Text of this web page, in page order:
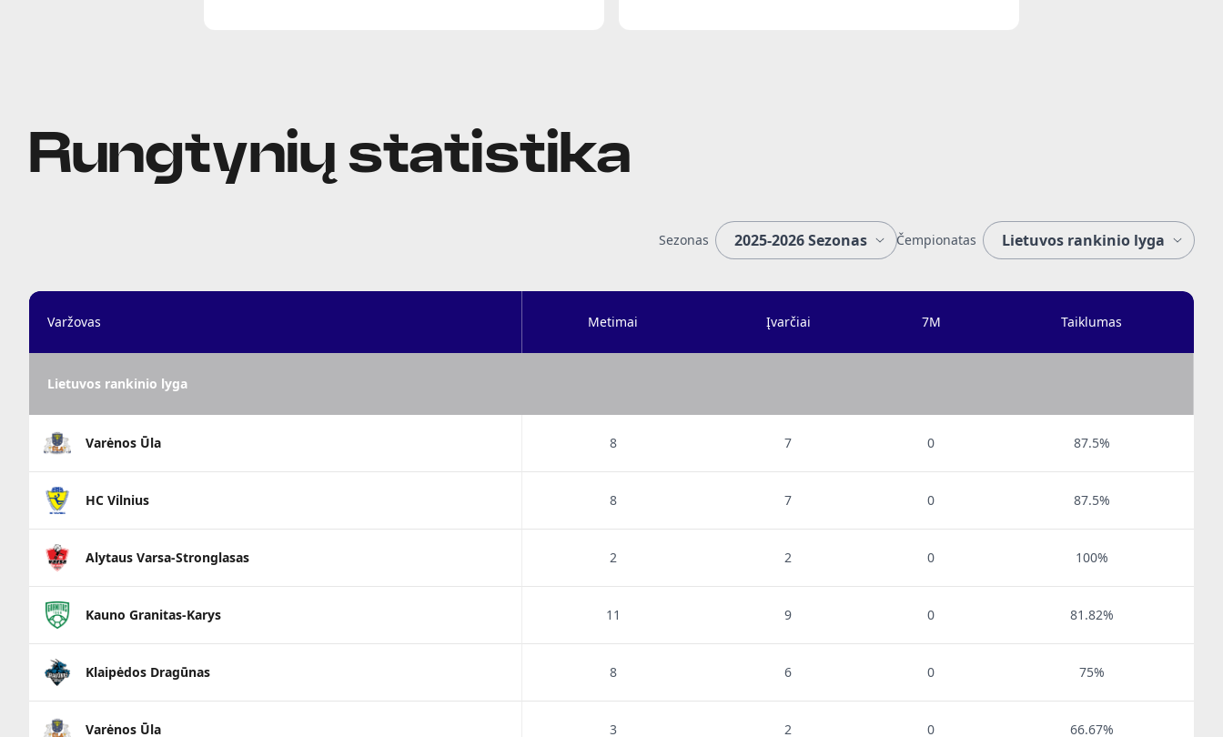
Rungtynių statistika
Sezonas Čempionatas
Varžovas Metimai Įvarčiai 7M Taiklumas
Lietuvos rankinio lyga
Varėnos Ūla 8 7 0 87.5%
HC Vilnius 8 7 0 87.5%
Alytaus Varsa-Stronglasas 2 2 0 100%
Kauno Granitas-Karys 11 9 0 81.82%
Klaipėdos Dragūnas 8 6 0 75%
Varėnos Ūla 3 2 0 66.67%